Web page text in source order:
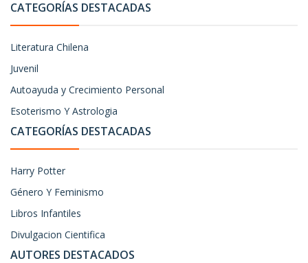
CATEGORÍAS DESTACADAS
Literatura Chilena
Juvenil
Autoayuda y Crecimiento Personal
Esoterismo Y Astrologia
CATEGORÍAS DESTACADAS
Harry Potter
Género Y Feminismo
Libros Infantiles
Divulgacion Cientifica
AUTORES DESTACADOS